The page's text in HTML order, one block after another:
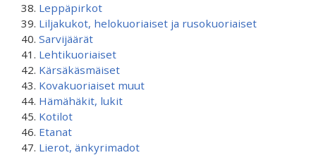
Leppäpirkot
Liljakukot, helokuoriaiset ja rusokuoriaiset
Sarvijäärät
Lehtikuoriaiset
Kärsäkäsmäiset
Kovakuoriaiset muut
Hämähäkit, lukit
Kotilot
Etanat
Lierot, änkyrimadot